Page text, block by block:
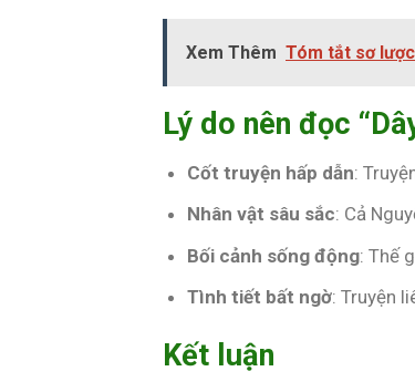
Xem Thêm Tóm tắt sơ
Lý do nên đọc
Cốt truyện hấp dẫn:
Nhân vật sâu sắc: Cả
Bối cảnh sống động: Thế
Tình tiết bất ngờ: Truyện
Kết luận